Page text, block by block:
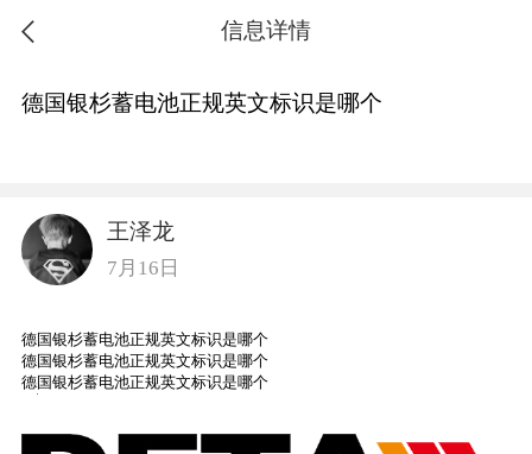
德国银杉蓄电池正规英文标识是哪个
王泽龙
7月16日
德国银杉蓄电池正规英文标识是哪个
德国银杉蓄电池正规英文标识是哪个
德国银杉蓄电池正规英文标识是哪个
信息详情